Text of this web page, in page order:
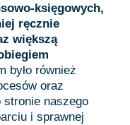
księgowych,
ręcznie
większą
było również
oraz
naszego
i sprawnej